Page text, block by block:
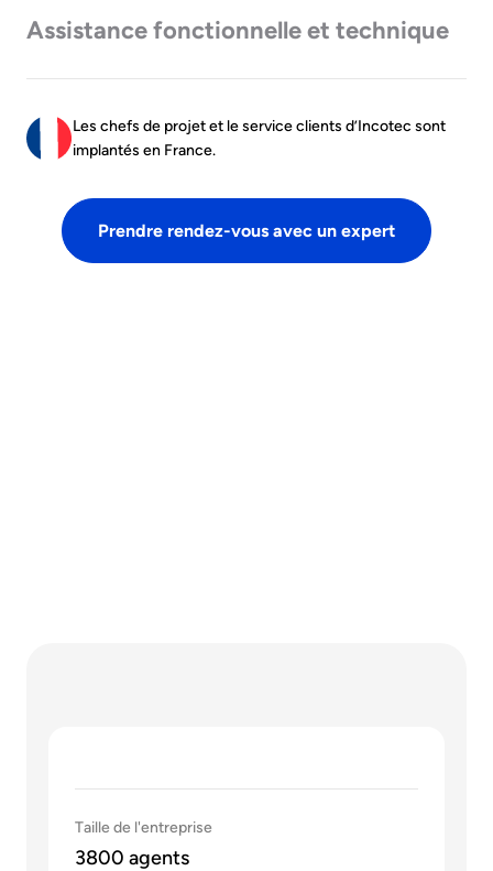
Assistance fonctionnelle et technique
Les chefs de projet et le service clients d’Incotec sont
implantés en France.
Prendre rendez-vous avec un expert
Taille de l'entreprise
3800 agents